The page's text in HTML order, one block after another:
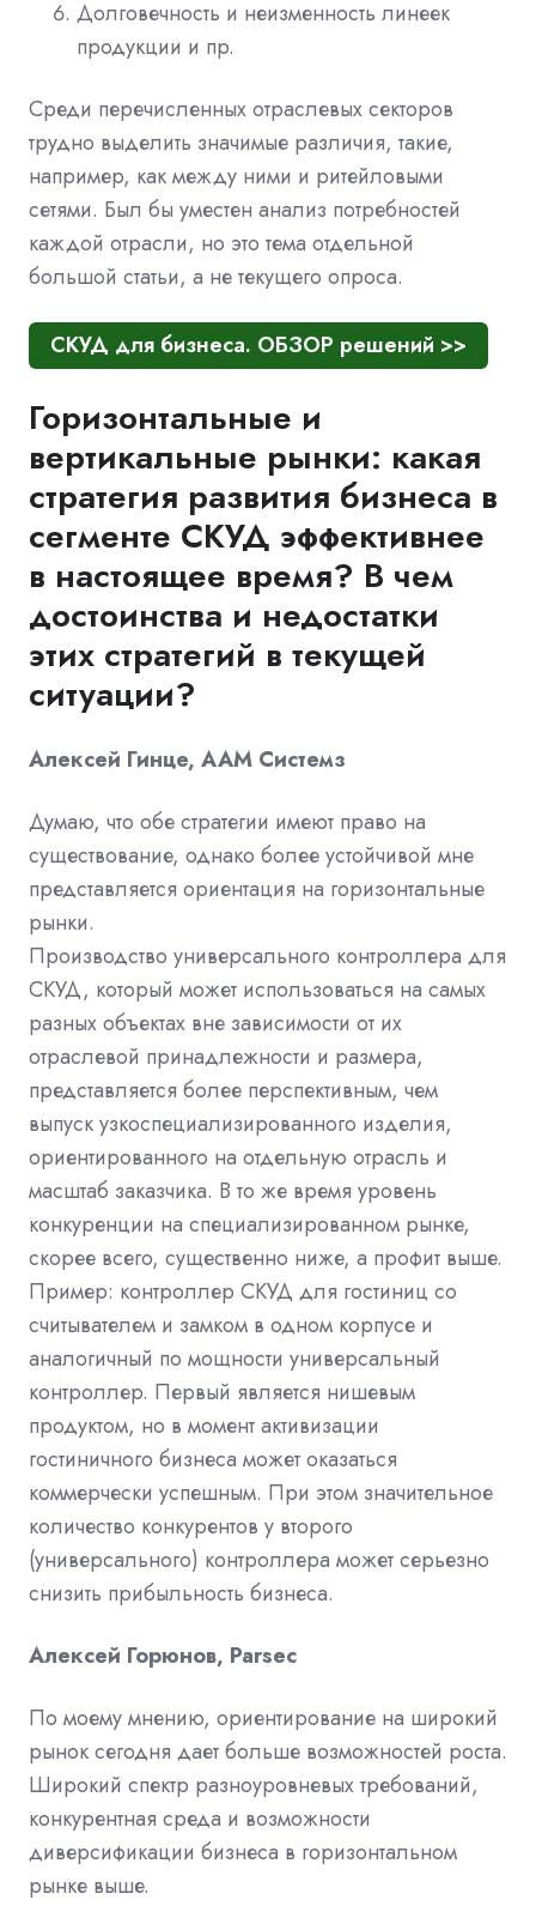
Долговечность и неизменность линеек
продукции и пр.
Среди перечисленных отраслевых секторов
трудно выделить значимые различия, такие,
например, как между ними и ритейловыми
сетями. Был бы уместен анализ потребностей
каждой отрасли, но это тема отдельной
большой статьи, а не текущего опроса.
СКУД для бизнеса. ОБЗОР решений >>
Горизонтальные и
вертикальные рынки: какая
стратегия развития бизнеса в
сегменте СКУД эффективнее
в настоящее время? В чем
достоинства и недостатки
этих стратегий в текущей
ситуации?
Алексей Гинце, ААМ Системз
Думаю, что обе стратегии имеют право на
существование, однако более устойчивой мне
представляется ориентация на горизонтальные
рынки.
Производство универсального контроллера для
СКУД, который может использоваться на самых
разных объектах вне зависимости от их
отраслевой принадлежности и размера,
представляется более перспективным, чем
выпуск узкоспециализированного изделия,
ориентированного на отдельную отрасль и
масштаб заказчика. В то же время уровень
конкуренции на специализированном рынке,
скорее всего, существенно ниже, а профит выше.
Пример: контроллер СКУД для гостиниц со
считывателем и замком в одном корпусе и
аналогичный по мощности универсальный
контроллер. Первый является нишевым
продуктом, но в момент активизации
гостиничного бизнеса может оказаться
коммерчески успешным. При этом значительное
количество конкурентов у второго
(универсального) контроллера может серьезно
снизить прибыльность бизнеса.
Алексей Горюнов, Parsec
По моему мнению, ориентирование на широкий
рынок сегодня дает больше возможностей роста.
Широкий спектр разноуровневых требований,
конкурентная среда и возможности
диверсификации бизнеса в горизонтальном
рынке выше.